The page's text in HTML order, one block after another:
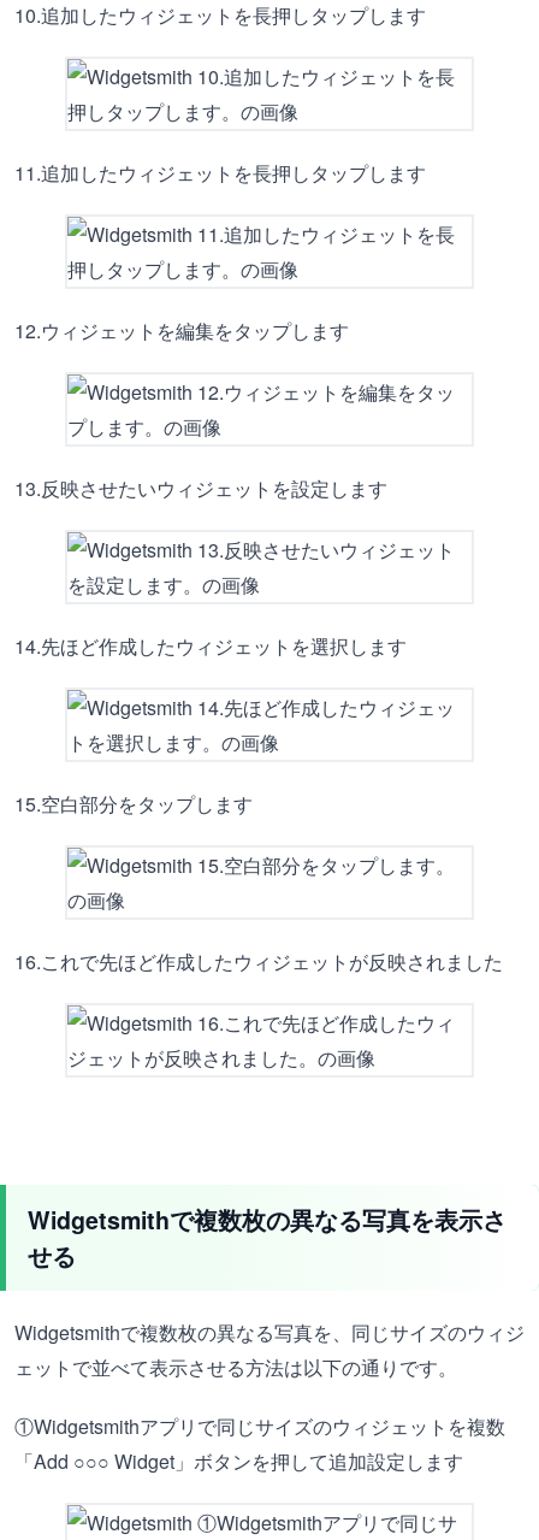
10.追加したウィジェットを長押しタップします
11.追加したウィジェットを長押しタップします
12.ウィジェットを編集をタップします
13.反映させたいウィジェットを設定します
14.先ほど作成したウィジェットを選択します
15.空白部分をタップします
16.これで先ほど作成したウィジェットが反映されました
Widgetsmithで複数枚の異なる写真を表示さ
せる
Widgetsmithで複数枚の異なる写真を、同じサイズのウィジ
ェットで並べて表示させる方法は以下の通りです。
①Widgetsmithアプリで同じサイズのウィジェットを複数
「Add ○○○ Widget」ボタンを押して追加設定します